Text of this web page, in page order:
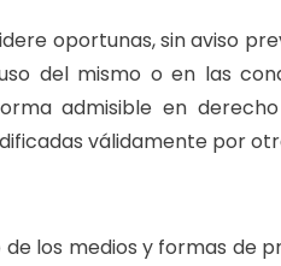
oportunas, sin aviso
del mismo o en las
admisible en
válidamente por
los medios y formas de